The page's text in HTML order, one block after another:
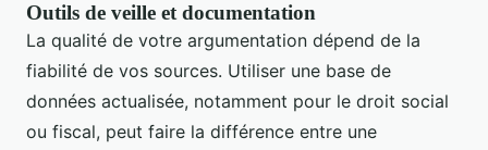
Outils de veille et documentation
La qualité de votre argumentation dépend de la
fiabilité de vos sources. Utiliser une base de
données actualisée, notamment pour le droit social
ou fiscal, peut faire la différence entre une